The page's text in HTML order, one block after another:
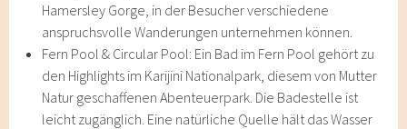
Hamersley Gorge, in der Besucher verschiedene
anspruchsvolle Wanderungen unternehmen können.
Fern Pool & Circular Pool: Ein Bad im Fern Pool gehört zu
den Highlights im Karijini Nationalpark, diesem von Mutter
Natur geschaffenen Abenteuerpark. Die Badestelle ist
leicht zugänglich. Eine natürliche Quelle hält das Wasser